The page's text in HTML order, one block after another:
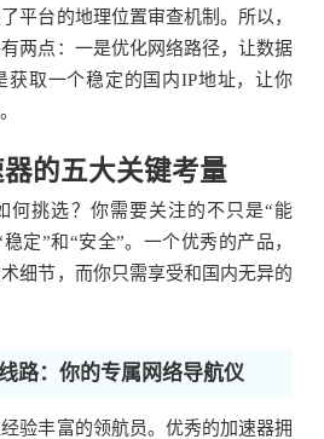
平台的地理位置审查机制。所以，
两点：一是优化网络路径，让数据
获取一个稳定的国内IP地址，让你
的五大关键考量
何挑选？你需要关注的不只是“能
定”和“安全”。一个优秀的产品，
细节，而你只需享受和国内无异的
路：你的专属网络导航仪
验丰富的领航员。优秀的加速器拥